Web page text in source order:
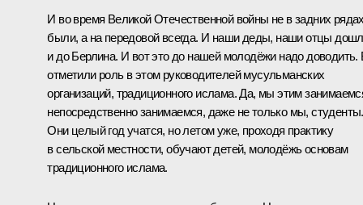
И во время Великой Отечественной войны не в задних
были, а на передовой всегда. И наши деды, наши отцы
и до Берлина. И вот это до нашей молодёжи надо
отметили роль в этом руководителей мусульманских
организаций, традиционного ислама. Да, мы этим
непосредственно занимаемся, даже не только мы, студенты.
Они целый год учатся, но летом уже, проходя практику
в сельской местности, обучают детей, молодёжь основам
традиционного ислама.